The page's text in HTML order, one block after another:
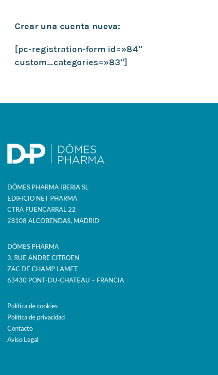
Crear una cuenta nueva:
[pc-registration-form id=»84″
custom_categories=»83″]
DÔMES PHARMA IBERIA SL
EDIFICIO NET PHARMA
CTRA FUENCARRAL 22
28108 ALCOBENDAS, MADRID
DÔMES PHARMA
3, RUE ANDRE CITROEN
ZAC DE CHAMP LAMET
63430 PONT-DU-CHATEAU – FRANCIA
Política de cookies
Política de privacidad
Contacto
Aviso Legal